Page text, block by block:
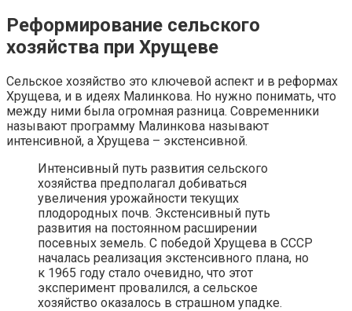
Реформирование сельского
хозяйства при Хрущеве
Сельское хозяйство это ключевой аспект и в реформах
Хрущева, и в идеях Малинкова. Но нужно понимать, что
между ними была огромная разница. Современники
называют программу Малинкова называют
интенсивной, а Хрущева – экстенсивной.
Интенсивный путь развития сельского
хозяйства предполагал добиваться
увеличения урожайности текущих
плодородных почв. Экстенсивный путь
развития на постоянном расширении
посевных земель. С победой Хрущева в СССР
началась реализация экстенсивного плана, но
к 1965 году стало очевидно, что этот
эксперимент провалился, а сельское
хозяйство оказалось в страшном упадке.